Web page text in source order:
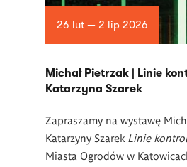
26 lut — 2 lip 2026
Michał Pietrzak | Linie
Katarzyna Szarek
Zapraszamy na wystawę
Katarzyny Szarek Linie
Miasta Ogrodów w